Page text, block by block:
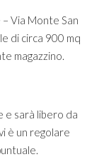
Via Monte San
di circa 900 mq
magazzino.
sarà libero da
è un regolare